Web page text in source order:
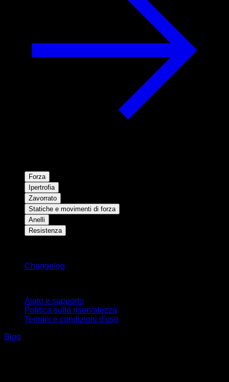
Forza
Ipertrofia
Zavorrato
Statiche e movimenti di forza
Anelli
Resistenza
Changelog
Aiuto e supporto
Politica sulla riservatezza
Termini e condizioni d'uso
Blog